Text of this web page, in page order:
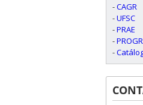
-CAGR
-UFSC
-PRAE
-
-